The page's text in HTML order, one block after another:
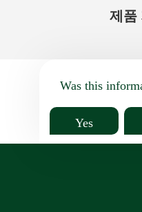
제품
Was this
Yes